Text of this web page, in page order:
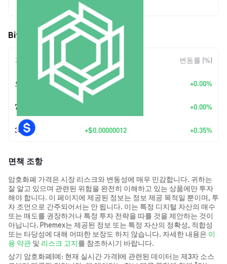
$0.00003583
Bitlocus (BTL) 가격 움직임
기간 변동 폭 변동률 (%)
오늘 +$0.00 +0.00%
7일 +0.00%
30일 +$0.00000012 +0.35%
면책 조항
암호화폐 가격은 시장 리스크와 변동성에 매우 민감합니다. 귀하는
잘 알고 있으며 관련된 위험을 완전히 이해하고 있는 상품에만 투자
해야 합니다. 이 페이지에 제공된 정보는 정보 제공 목적일 뿐이며, 투
자 조언으로 간주되어서는 안 됩니다. 이는 특정 디지털 자산의 매수
또는 매도를 권장하거나 특정 투자 전략을 따를 것을 제안하는 것이
아닙니다. Phemex는 제공된 정보 또는 특정 자산의 정확성, 적합성
또는 타당성에 대해 어떠한 보장도 하지 않습니다. 자세한 내용은 이
용 약관 및 리스크 고지를 참조하시기 바랍니다.
상기 암호화폐(예: 현재 실시간 가격)에 관련된 데이터는 제3자 소스